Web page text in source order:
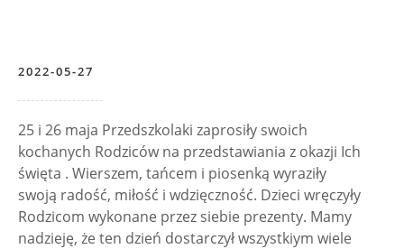
2022-05-27
25 i 26 maja Przedszkolaki zaprosiły swoich
kochanych Rodziców na przedstawiania z okazji Ich
święta . Wierszem, tańcem i piosenką wyraziły
swoją radość, miłość i wdzięczność. Dzieci wręczyły
Rodzicom wykonane przez siebie prezenty. Mamy
nadzieję, że ten dzień dostarczył wszystkiym wiele